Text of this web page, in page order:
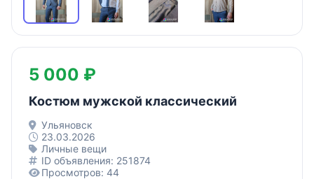
5 000 ₽
Костюм мужской классический
Ульяновск
23.03.2026
Личные вещи
ID объявления: 251874
Просмотров: 44